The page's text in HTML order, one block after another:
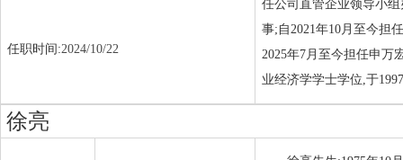
任公司直管企业领导小
事;自2021年10月至今担
2025年7月至今担任申万
业经济学学士学位,于
任职时间:2024/10/22
徐亮